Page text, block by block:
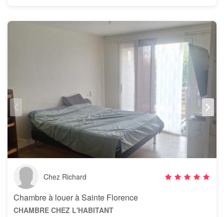
Chez Richard
Chambre à louer à Sainte Florence
CHAMBRE CHEZ L'HABITANT